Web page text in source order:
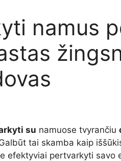
namus
su namuose tvyrančiu
tai skamba kaip
efektyviai pertvarkyti savo